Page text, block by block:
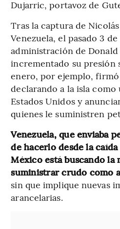
Dujarric, portavoz de
Tras la captura de
Venezuela, el pasado 3
administración de
incrementado su presión
enero, por ejemplo,
declarando a la isla como
Estados Unidos y
quienes le suministren
Venezuela, que enviaba
de hacerlo desde la
México está buscando la
suministrar crudo como
sin que implique nuevas
arancelarias.